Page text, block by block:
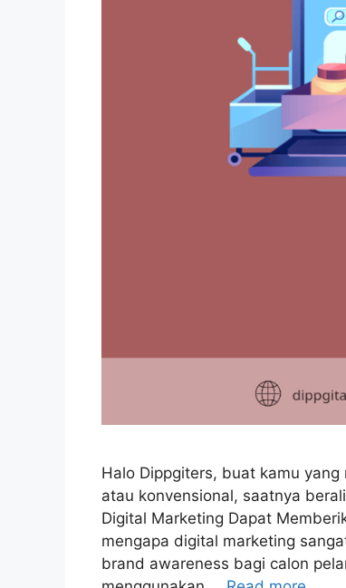
Halo Dippgiters, buat kamu
atau konvensional, saatnya
Digital Marketing Dapat
mengapa digital marketing
brand awareness bagi calon